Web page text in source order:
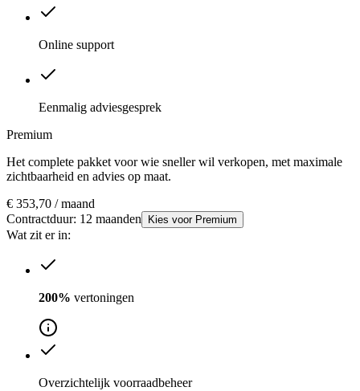
Online support
Eenmalig adviesgesprek
Premium
Het complete pakket voor wie sneller wil verkopen, met maximale
zichtbaarheid en advies op maat.
€ 353,70 / maand
Contractduur: 12 maanden
Kies voor Premium
Wat zit er in:
200% vertoningen
Overzichtelijk voorraadbeheer